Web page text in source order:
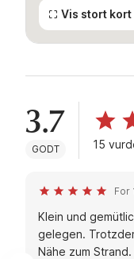
Vis stort kort
3.7
GODT 15
For
Klein und
gelegen.
Nähe zum